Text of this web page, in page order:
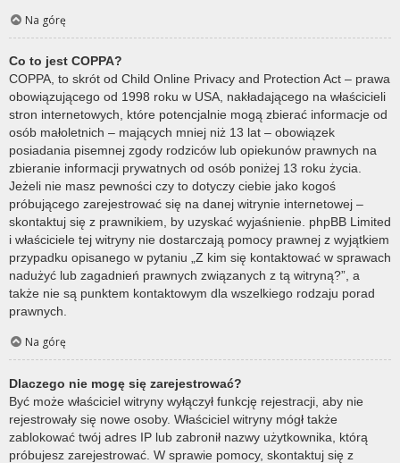
Na górę
Co to jest COPPA?
COPPA, to skrót od Child Online Privacy and Protection Act – prawa
obowiązującego od 1998 roku w USA, nakładającego na właścicieli
stron internetowych, które potencjalnie mogą zbierać informacje od
osób małoletnich – mających mniej niż 13 lat – obowiązek
posiadania pisemnej zgody rodziców lub opiekunów prawnych na
zbieranie informacji prywatnych od osób poniżej 13 roku życia.
Jeżeli nie masz pewności czy to dotyczy ciebie jako kogoś
próbującego zarejestrować się na danej witrynie internetowej –
skontaktuj się z prawnikiem, by uzyskać wyjaśnienie. phpBB Limited
i właściciele tej witryny nie dostarczają pomocy prawnej z wyjątkiem
przypadku opisanego w pytaniu „Z kim się kontaktować w sprawach
nadużyć lub zagadnień prawnych związanych z tą witryną?”, a
także nie są punktem kontaktowym dla wszelkiego rodzaju porad
prawnych.
Na górę
Dlaczego nie mogę się zarejestrować?
Być może właściciel witryny wyłączył funkcję rejestracji, aby nie
rejestrowały się nowe osoby. Właściciel witryny mógł także
zablokować twój adres IP lub zabronił nazwy użytkownika, którą
próbujesz zarejestrować. W sprawie pomocy, skontaktuj się z